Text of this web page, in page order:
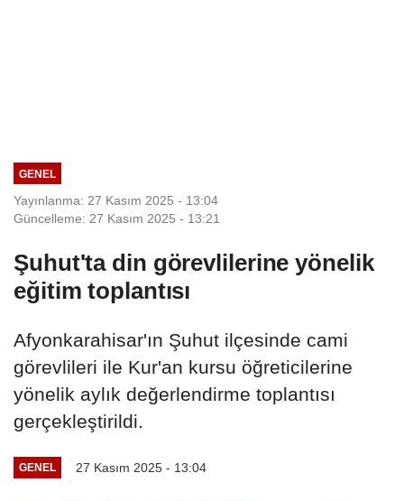
GENEL
Yayınlanma: 27 Kasım 2025 - 13:04
Güncelleme: 27 Kasım 2025 - 13:21
Şuhut'ta din görevlilerine yönelik
eğitim toplantısı
Afyonkarahisar'ın Şuhut ilçesinde cami
görevlileri ile Kur'an kursu öğreticilerine
yönelik aylık değerlendirme toplantısı
gerçekleştirildi.
GENEL 27 Kasım 2025 - 13:04